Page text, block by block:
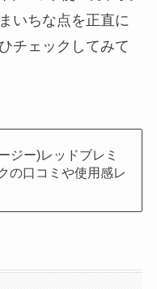
いちな点を正直に
チェックしてみて
ジー)レッドブレミ
の口コミや使用感レ